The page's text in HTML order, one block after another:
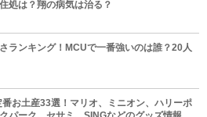
処は？翔の病気は治る？
ランキング！MCUで一番強いのは誰？20人
番お土産33選！マリオ、ミニオン、ハリーポ